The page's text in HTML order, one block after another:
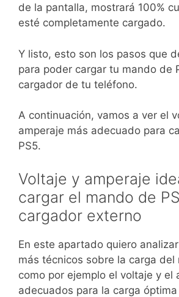
de la pantalla, mostrará 100%
esté completamente cargado.
Y listo, esto son los pasos que
para poder cargar tu mando de
cargador de tu teléfono.
A continuación, vamos a ver el
amperaje más adecuado para
PS5.
Voltaje y amperaje
cargar el mando de
cargador externo
En este apartado quiero
más técnicos sobre la carga del
como por ejemplo el voltaje y el
adecuados para la carga